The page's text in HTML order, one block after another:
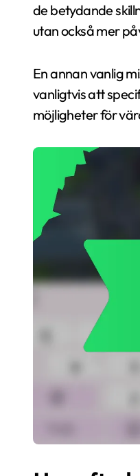
de betydande
utan också mer
En annan vanlig
vanligtvis att
möjligheter för